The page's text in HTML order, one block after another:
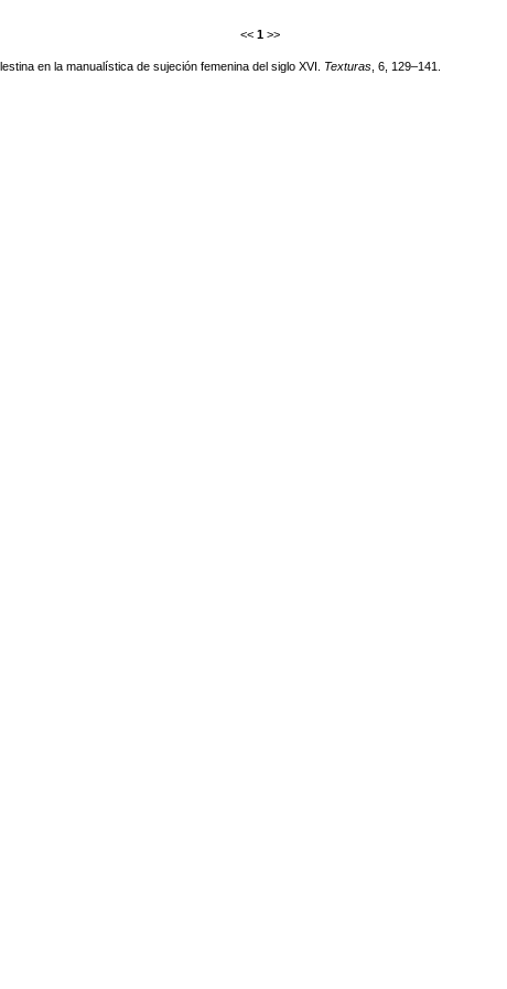
<< 1 >>
en la manualística de sujeción femenina del siglo XVI. Texturas, 6, 129–141.